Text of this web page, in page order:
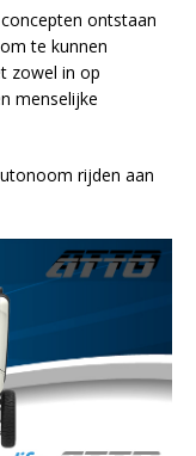
ontstaan
te kunnen
zowel in op
menselijke
rijden aan